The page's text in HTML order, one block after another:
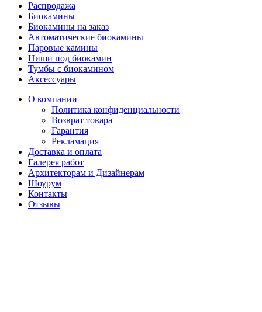
Распродажа
Биокамины
Биокамины на заказ
Автоматические биокамины
Паровые камины
Ниши под биокамин
Тумбы с биокамином
Аксессуары
О компании
Политика конфиденциальности
Возврат товара
Гарантия
Рекламация
Доставка и оплата
Галерея работ
Архитекторам и Дизайнерам
Шоурум
Контакты
Отзывы